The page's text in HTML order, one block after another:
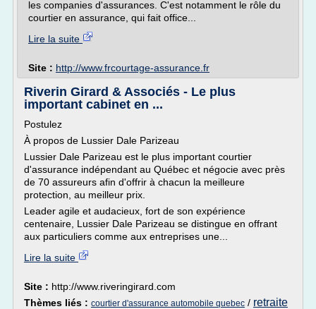
les companies d'assurances. C'est notamment le rôle du
courtier en assurance, qui fait office...
Lire la suite
Site : http://www.frcourtage-assurance.fr
Riverin Girard & Associés - Le plus
important cabinet en ...
Postulez
À propos de Lussier Dale Parizeau
Lussier Dale Parizeau est le plus important courtier
d'assurance indépendant au Québec et négocie avec près
de 70 assureurs afin d'offrir à chacun la meilleure
protection, au meilleur prix.
Leader agile et audacieux, fort de son expérience
centenaire, Lussier Dale Parizeau se distingue en offrant
aux particuliers comme aux entreprises une...
Lire la suite
Site : http://www.riveringirard.com
Thèmes liés : courtier d'assurance automobile quebec / retraite